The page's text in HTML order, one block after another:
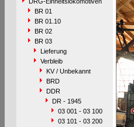
BR 01
BR 01.10
BR 02
BR 03
Lieferung
Verbleib
KV / Unbekannt
BRD
DDR
DR - 1945
03 001 - 03 100
03 101 - 03 200